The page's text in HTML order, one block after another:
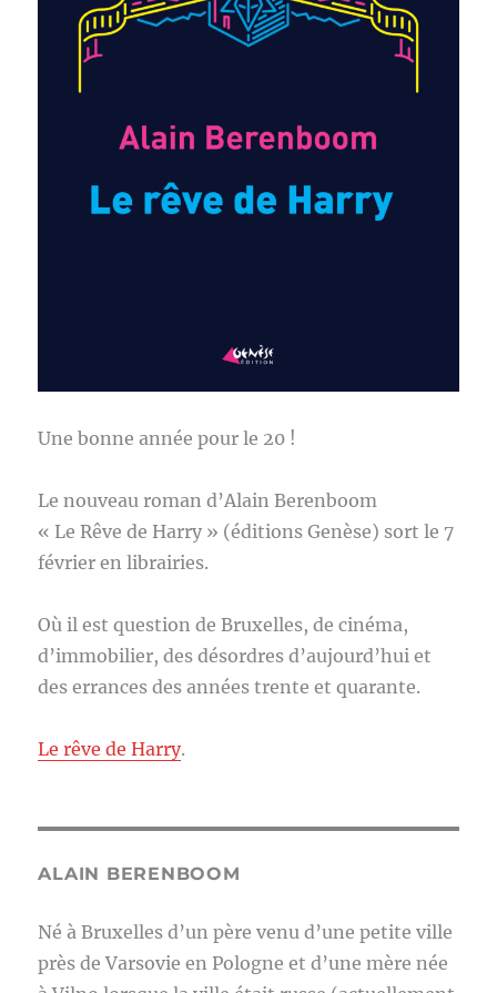
Une bonne année pour le 20 !
Le nouveau roman d’Alain Berenboom
« Le Rêve de Harry » (éditions Genèse) sort le 7
février en librairies.
Où il est question de Bruxelles, de cinéma,
d’immobilier, des désordres d’aujourd’hui et
des errances des années trente et quarante.
Le rêve de Harry.
ALAIN BERENBOOM
Né à Bruxelles d’un père venu d’une petite ville
près de Varsovie en Pologne et d’une mère née